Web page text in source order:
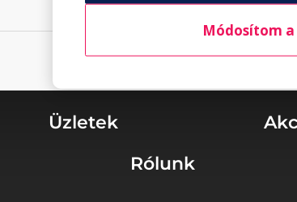
Üzletek
Rólunk
Módosítom